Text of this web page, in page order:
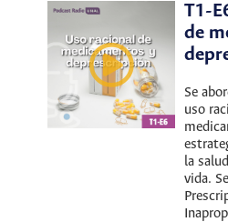
T1-
de
Se
uso
la
vida.